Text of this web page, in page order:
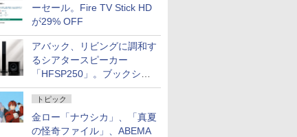
ーセール。Fire TV Stick HD
が29% OFF
アバック、リビングに調和す
るシアタースピーカー
「HFSP250」。ブックシェ
ルフはペア3万円以下
トピック
金ロー「ナウシカ」、「真夏
の怪奇ファイル」、ABEMA